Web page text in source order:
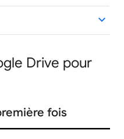
Drive pour
fois